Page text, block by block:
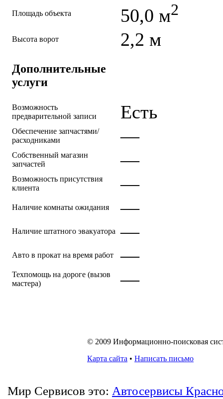
Площадь объекта 50,0 м2
Высота ворот 2,2 м
Дополнительные
услуги
Возможность
предварительной записи
Есть
Обеспечение запчастями/
расходниками
—
Собственный магазин
запчастей
—
Возможность присутствия
клиента
—
Наличие комнаты ожидания —
Наличие штатного эвакуатора —
Авто в прокат на время работ —
Техпомощь на дороге (вызов
мастера)
—
© 2009 Информационно-поисковая
Карта сайта • Написать письмо
Мир Сервисов это: Автосервисы